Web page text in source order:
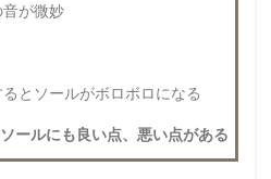
が微妙
とソールがボロボロになる
ールにも良い点、悪い点がある